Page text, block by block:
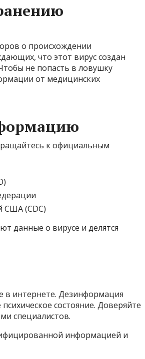
о происхождении
что этот вирус создан
не попасть в ловушку
от медицинских
к официальным
США (CDC)
данные о вирусе и делятся
в интернете. Дезинформация
состояние. Доверяйте
специалистов.
информацией и